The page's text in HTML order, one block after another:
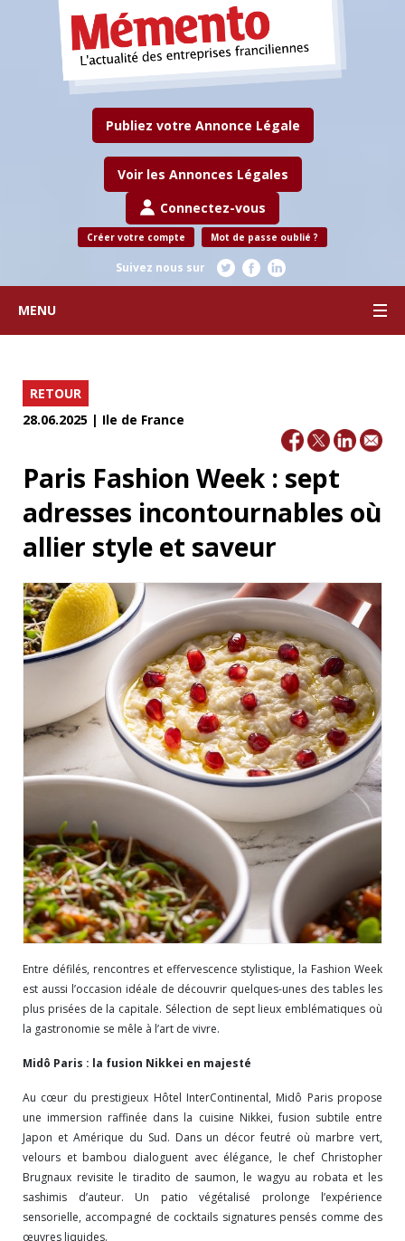
Publiez votre Annonce Légale
Voir les Annonces Légales
Connectez-vous
Créer votre compte Mot de passe oublié ?
Suivez nous sur
MENU
RETOUR
28.06.2025 | Ile de France
Paris Fashion Week : sept
adresses incontournables où
allier style et saveur
Entre défilés, rencontres et effervescence stylistique, la Fashion Week
est aussi l’occasion idéale de découvrir quelques-unes des tables les
plus prisées de la capitale. Sélection de sept lieux emblématiques où
la gastronomie se mêle à l’art de vivre.
Midô Paris : la fusion Nikkei en majesté
Au cœur du prestigieux Hôtel InterContinental, Midô Paris propose
une immersion raffinée dans la cuisine Nikkei, fusion subtile entre
Japon et Amérique du Sud. Dans un décor feutré où marbre vert,
velours et bambou dialoguent avec élégance, le chef Christopher
Brugnaux revisite le tiradito de saumon, le wagyu au robata et les
sashimis d’auteur. Un patio végétalisé prolonge l’expérience
sensorielle, accompagné de cocktails signatures pensés comme des
œuvres liquides.